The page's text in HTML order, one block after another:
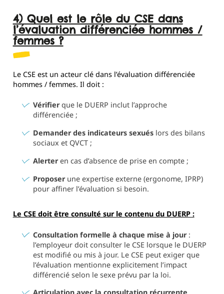
4) Quel est le rôle du CSE dans
l’évaluation différenciée hommes /
femmes ?
Le CSE est un acteur clé dans l’évaluation différenciée
hommes / femmes. Il doit :
Vérifierque le DUERP inclut l’approche
différenciée ;
Demander des indicateurs sexuéslors des bilans
sociaux et QVCT ;
Alerteren cas d’absence de prise en compte ;
Proposerune expertise externe (ergonome, IPRP)
pour affiner l’évaluation si besoin.
Le CSE doit être consulté sur le contenu du DUERP :
Consultation formelle à chaque mise à jour:
l’employeur doit consulter le CSE lorsque le DUERP
est modifié ou mis à jour. Le CSE peut exiger que
l’évaluation mentionne explicitement l’impact
différencié selon le sexe prévu par la loi.